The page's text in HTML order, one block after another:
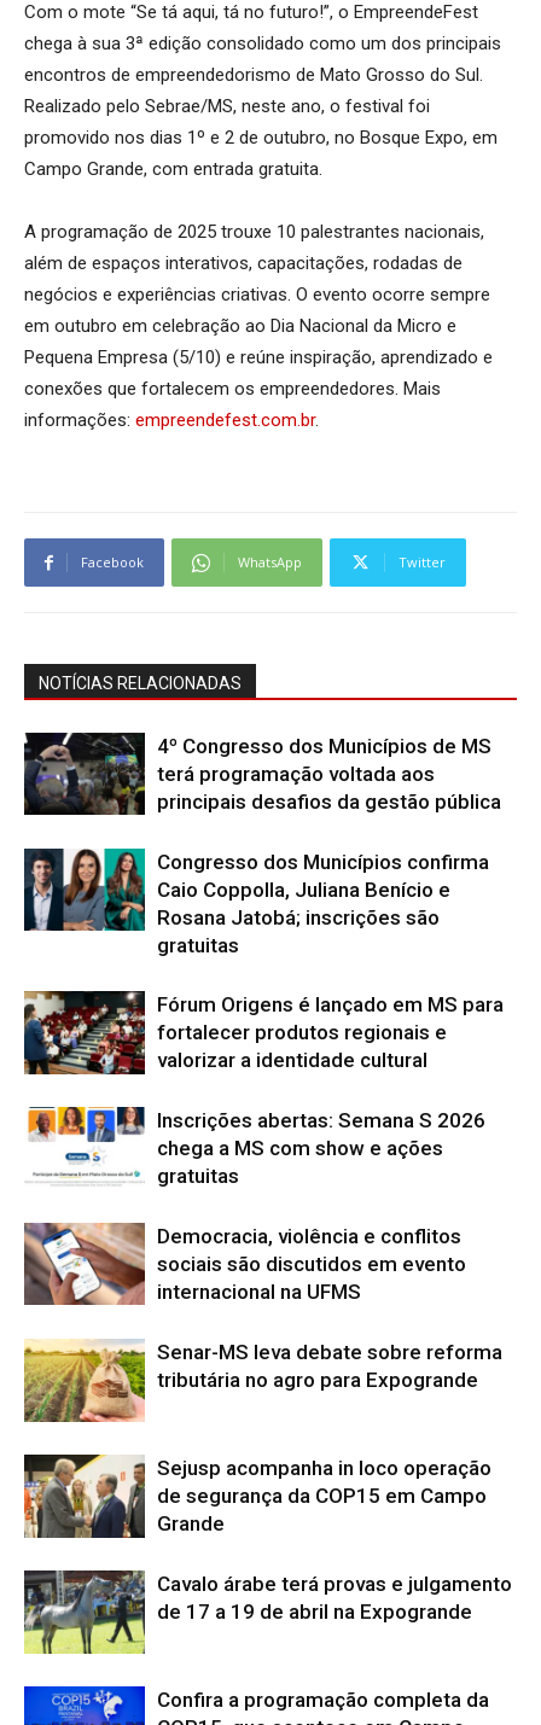
Com o mote “Se tá aqui, tá no futuro!”, o EmpreendeFest
chega à sua 3ª edição consolidado como um dos principais
encontros de empreendedorismo de Mato Grosso do Sul.
Realizado pelo Sebrae/MS, neste ano, o festival foi
promovido nos dias 1º e 2 de outubro, no Bosque Expo, em
Campo Grande, com entrada gratuita.
A programação de 2025 trouxe 10 palestrantes nacionais,
além de espaços interativos, capacitações, rodadas de
negócios e experiências criativas. O evento ocorre sempre
em outubro em celebração ao Dia Nacional da Micro e
Pequena Empresa (5/10) e reúne inspiração, aprendizado e
conexões que fortalecem os empreendedores. Mais
informações: empreendefest.com.br.
Facebook WhatsApp Twitter
NOTÍCIAS RELACIONADAS
4º Congresso dos Municípios de MS
terá programação voltada aos
principais desafios da gestão pública
Congresso dos Municípios confirma
Caio Coppolla, Juliana Benício e
Rosana Jatobá; inscrições são
gratuitas
Fórum Origens é lançado em MS para
fortalecer produtos regionais e
valorizar a identidade cultural
Inscrições abertas: Semana S 2026
chega a MS com show e ações
gratuitas
Democracia, violência e conflitos
sociais são discutidos em evento
internacional na UFMS
Senar-MS leva debate sobre reforma
tributária no agro para Expogrande
Sejusp acompanha in loco operação
de segurança da COP15 em Campo
Grande
Cavalo árabe terá provas e julgamento
de 17 a 19 de abril na Expogrande
Confira a programação completa da